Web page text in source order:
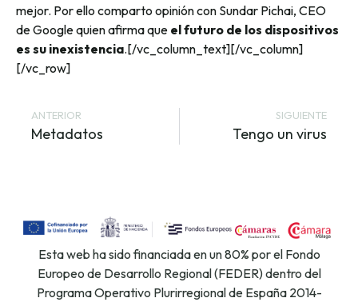
mejor. Por ello comparto opinión con Sundar Pichai, CEO
de Google quien afirma que el futuro de los dispositivos
es su inexistencia.[/vc_column_text][/vc_column]
[/vc_row]
ANTERIOR
Metadatos
SIGUIENTE
Tengo un virus
Esta web ha sido financiada en un 80% por el Fondo
Europeo de Desarrollo Regional (FEDER) dentro del
Programa Operativo Plurirregional de España 2014-